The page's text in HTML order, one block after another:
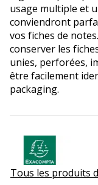
usage multiple et
conviendront
vos fiches de
conserver les
unies, perforées,
être facilement
packaging.
Tous les produits